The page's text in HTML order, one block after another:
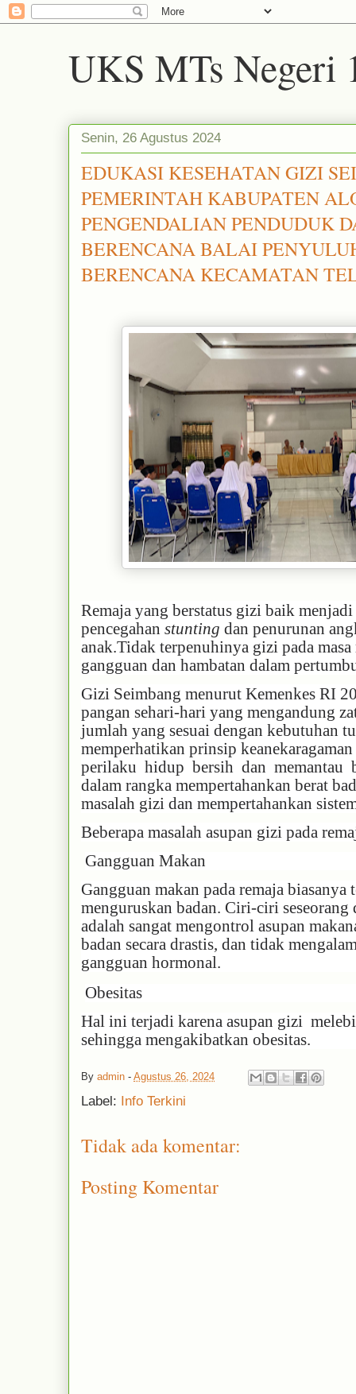
UKS MTs Negeri
Senin, 26 Agustus 2024
EDUKASI KESEHATAN GIZI
PEMERINTAH KABUPATEN
PENGENDALIAN PENDUDUK
BERENCANA BALAI
BERENCANA KECAMATAN
Remaja yang berstatus gizi baik menjadi
pencegahan stunting dan penurunan
anak.Tidak terpenuhinya gizi pada masa
gangguan dan hambatan dalam
Gizi Seimbang menurut Kemenkes RI
pangan sehari-hari yang mengandung
jumlah yang sesuai dengan kebutuhan
memperhatikan prinsip
perilaku hidup bersih dan memantau
dalam rangka mempertahankan berat
masalah gizi dan mempertahankan
Beberapa masalah asupan gizi pada
Gangguan Makan
Gangguan makan pada remaja
menguruskan badan. Ciri-ciri
adalah sangat mengontrol asupan
badan secara drastis, dan tidak
gangguan hormonal.
Obesitas
Hal ini terjadi karena asupan gizi
sehingga mengakibatkan obesitas.
By admin - Agustus 26, 2024
Label: Info Terkini
Tidak ada komentar:
Posting Komentar